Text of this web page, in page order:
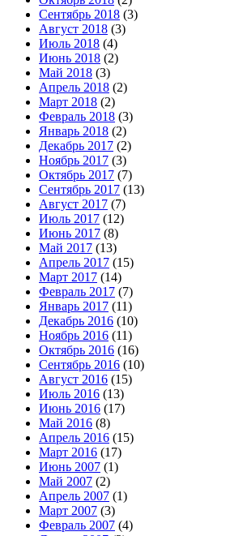
Сентябрь 2018 (3)
Август 2018 (3)
Июль 2018 (4)
Июнь 2018 (2)
Май 2018 (3)
Апрель 2018 (2)
Март 2018 (2)
Февраль 2018 (3)
Январь 2018 (2)
Декабрь 2017 (2)
Ноябрь 2017 (3)
Октябрь 2017 (7)
Сентябрь 2017 (13)
Август 2017 (7)
Июль 2017 (12)
Июнь 2017 (8)
Май 2017 (13)
Апрель 2017 (15)
Март 2017 (14)
Февраль 2017 (7)
Январь 2017 (11)
Декабрь 2016 (10)
Ноябрь 2016 (11)
Октябрь 2016 (16)
Сентябрь 2016 (10)
Август 2016 (15)
Июль 2016 (13)
Июнь 2016 (17)
Май 2016 (8)
Апрель 2016 (15)
Март 2016 (17)
Июнь 2007 (1)
Май 2007 (2)
Апрель 2007 (1)
Март 2007 (3)
Февраль 2007 (4)